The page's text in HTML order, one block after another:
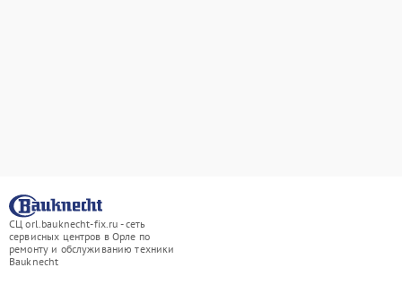
СЦ orl.bauknecht-fix.ru - сеть
сервисных центров в Орле по
ремонту и обслуживанию техники
Bauknecht